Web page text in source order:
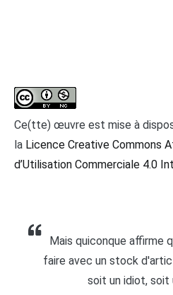
Ce(tte) œuvre est mise à
la Licence Creative Commons
d’Utilisation Commerciale 4.0
Mais quiconque affirme
faire avec un stock
soit un idiot, soit